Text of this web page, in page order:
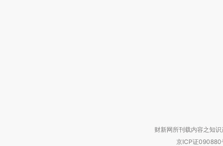
财新网所刊载内容之知
京ICP证090880